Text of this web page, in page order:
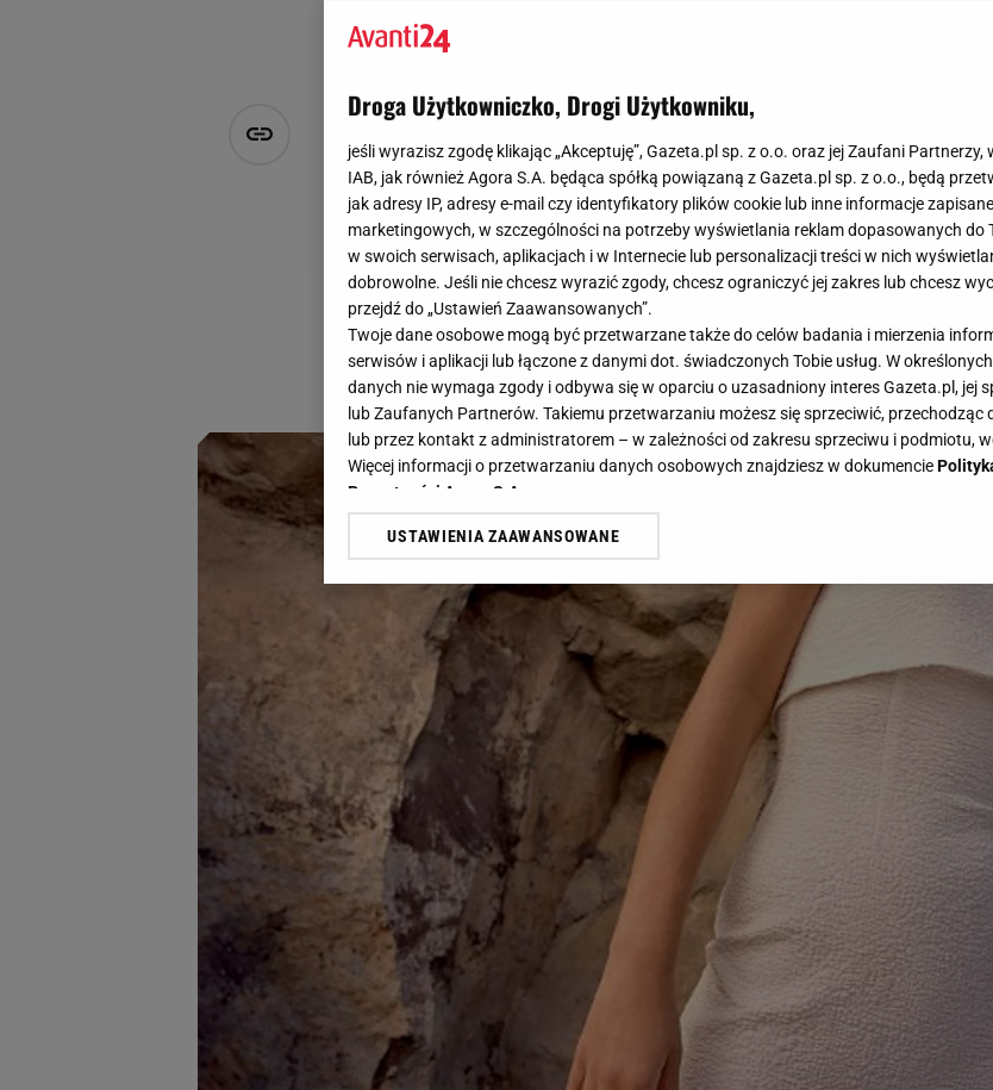
Sukienki w tych kolorach odejmą ci lat!
modele na wiosnę [przegląd]
Natalia Szyperek
1 maja 2024, 09:20
Sukienki w odmładzających kolorach robią furorę wiosną! Nie
świeżości i lekkości na każdą okazję. Wybraliśmy świetne
wyglądać jak miion dolarów. Sprawdź nasz przegląd!
Droga Użytkowniczko, Drogi Użytkowniku,
jeśli wyrazisz zgodę klikając „Akceptuję”, Gazeta.pl sp. z o.o. oraz jej Zaufani Partnerzy,
IAB, jak również Agora S.A. będąca spółką powiązaną z Gazeta.pl sp. z o.o., będą
jak adresy IP, adresy e-mail czy identyfikatory plików cookie lub inne informacje
marketingowych, w szczególności na potrzeby wyświetlania reklam dopasowanych do
w swoich serwisach, aplikacjach i w Internecie lub personalizacji treści w nich
dobrowolne. Jeśli nie chcesz wyrazić zgody, chcesz ograniczyć jej zakres lub chcesz
przejdź do „Ustawień Zaawansowanych”.
Twoje dane osobowe mogą być przetwarzane także do celów badania i mierzenia
serwisów i aplikacji lub łączone z danymi dot. świadczonych Tobie usług. W
danych nie wymaga zgody i odbywa się w oparciu o uzasadniony interes Gazeta.pl, jej
lub Zaufanych Partnerów. Takiemu przetwarzaniu możesz się sprzeciwić, przechodząc
lub przez kontakt z administratorem – w zależności od zakresu sprzeciwu i podmiotu,
Więcej informacji o przetwarzaniu danych osobowych znajdziesz w dokumencie
Prywatności Agora S.A.
Klikając „Akceptuję” wyrażasz też zgodę na zainstalowanie i przechowywanie plików
dotyczące plików cookie, wywołując narzędzie do zarządzania twoimi preferencjami
odnośnik „Ustawienia prywatności ” w stopce serwisu i przechodząc do „Ustawień
plików cookie możliwa jest także za pomocą ustawień przeglądarki.
My, nasi Zaufani Partnerzy i Agora S.A. możemy przetwarzać dane osobowe w
Użycie dokładnych danych geolokalizacyjnych. Aktywne skanowanie charakterystyki
Przechowywanie informacji na urządzeniu lub dostęp do nich. Spersonalizowane
badnie odbiorców i ulepszanie usług.
Lista Zaufanych Partnerów
USTAWIENIA ZAAWANSOWANE